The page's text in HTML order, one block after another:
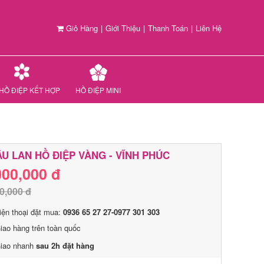
Giỏ Hàng | Giới Thiệu | Thanh Toán | Liên Hệ
ĐIỆP KẾT HỢP HỒ ĐIỆP MINI
LAN HỒ ĐIỆP VÀNG - VĨNH PHÚC
đ
đ
thoại đặt mua: 0936 65 27 27-0977 301 303
hàng trên toàn quốc
nhanh sau 2h đặt hàng